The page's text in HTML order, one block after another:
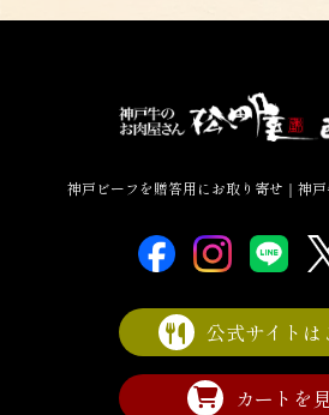
神戸ビーフを贈答用にお取り寄せ｜神
公式サイトは
カートを